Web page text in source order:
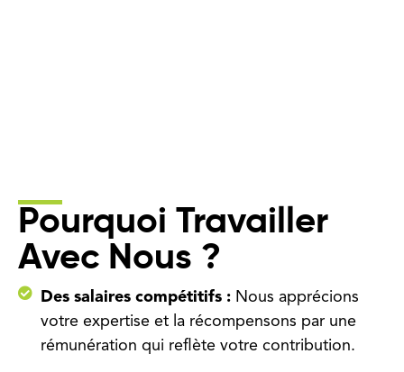
Pourquoi Travailler
Avec Nous ?
Des salaires compétitifs : Nous apprécions
votre expertise et la récompensons par une
rémunération qui reflète votre contribution.